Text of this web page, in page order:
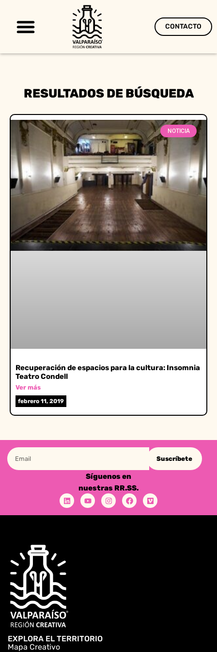
CONTACTO
RESULTADOS DE BÚSQUEDA
NOTICIA
Recuperación de espacios para la cultura: Insomnia
Teatro Condell
Ver más
febrero 11, 2019
Suscríbete
Síguenos en
nuestras RR.SS.
EXPLORA EL TERRITORIO
Mapa Creativo